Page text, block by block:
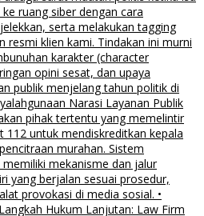
ruang siber dengan cara
serta melakukan tagging
resmi klien kami. Tindakan ini murni
karakter (character
opini sesat, dan upaya
publik menjelang tahun politik di
Narasi Layanan Publik
pihak tertentu yang memelintir
112 untuk mendiskreditkan kepala
murahan. Sistem
mekanisme dan jalur
yang berjalan sesuai prosedur,
provokasi di media sosial. •
Hukum Lanjutan: Law Firm